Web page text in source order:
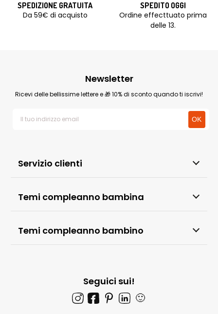
SPEDIZIONE GRATUITA
Da 59€ di acquisto
SPEDITO OGGI
Ordine effecttuato prima
delle 13.
Servizio clienti
Temi compleanno bambina
Temi compleanno bambino
Newsletter
Ricevi delle bellissime lettere e 🎁 10% di sconto quando ti iscrivi!
Seguici sui!
🙂